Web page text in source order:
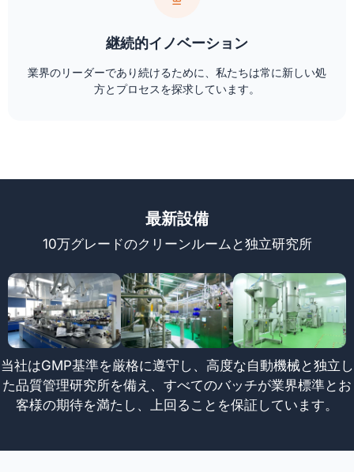
継続的イノベーション
業界のリーダーであり続けるために、私たちは常に新しい処
方とプロセスを探求しています。
最新設備
10万グレードのクリーンルームと独立研究所
当社はGMP基準を厳格に遵守し、高度な自動機械と独立し
た品質管理研究所を備え、すべてのバッチが業界標準とお
客様の期待を満たし、上回ることを保証しています。